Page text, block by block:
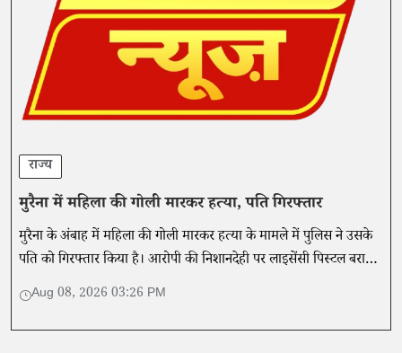
राज्य
मुरैना में महिला की गोली मारकर हत्या, पति गिरफ्तार
मुरैना के अंबाह में महिला की गोली मारकर हत्या के मामले में पुलिस ने उसके
पति को गिरफ्तार किया है। आरोपी की निशानदेही पर लाइसेंसी पिस्टल बरामद
हुई।Aug 08, 2026 03:26 PM